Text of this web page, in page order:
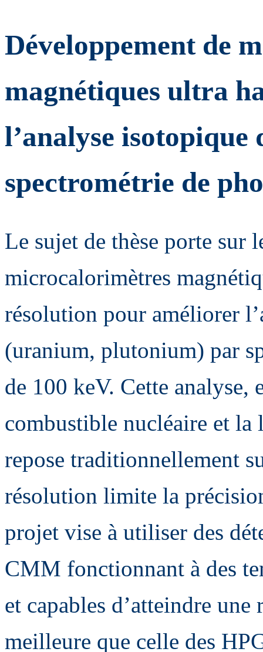
Développement de
magnétiques ultra
l’analyse isotopique
spectrométrie de
Le sujet de thèse porte sur
microcalorimètres
résolution pour améliorer
(uranium, plutonium) par
de 100 keV. Cette analyse,
combustible nucléaire et
repose traditionnellement
résolution limite la
projet vise à utiliser des
CMM fonctionnant à des
et capables d’atteindre
meilleure que celle des